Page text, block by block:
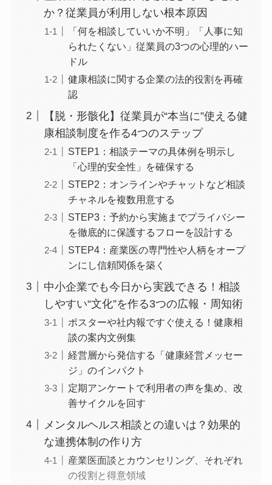
目次
産業医の健康相談、形骸化していません
か？従業員が利用しない根本原因
「何を相談していいか不明」「人事に
知られたくない」従業員の3つの心理的
ハードル
健康相談に関する企業の法的役割を再
確認
【脱・形骸化】従業員が“本当に”使える
健康相談制度を作る4つのステップ
STEP1：相談テーマの具体例を明示し
「心理的安全性」を確保する
STEP2：オンラインやチャットなど相
談チャネルを複数用意する
STEP3：予約から実施までプライバシ
ーを徹底的に保護するフローを設計す
る
STEP4：産業医の専門性や人柄をオー
プンにし信頼関係を築く
中小企業でも今日から実践できる！相談
しやすい“文化”を作る3つの広報・周知
術
ポスターや社内報ですぐ使える！健康
相談の案内文例集
経営層から発信する「健康経営メッセ
ージ」のインパクト
定期アンケートで利用者の声を集め、